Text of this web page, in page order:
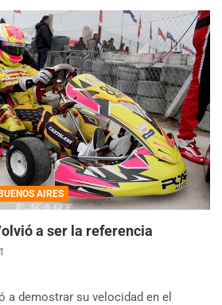
AIRES
a ser la referencia
a demostrar su velocidad en el